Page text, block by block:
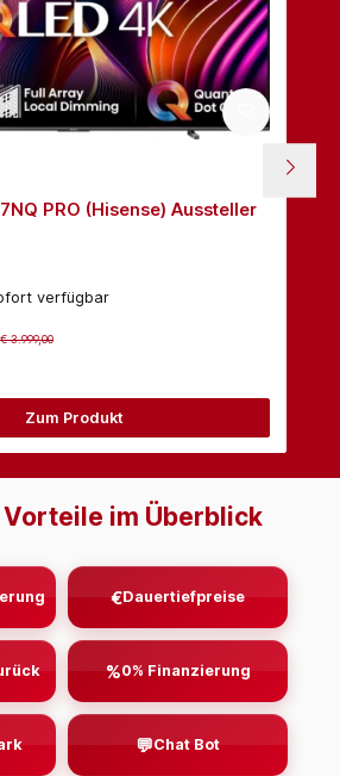
PRO (Hisense) Aussteller
verfügbar
€ 3.999,00
Zum Produkt
Vorteile im Überblick
€Dauertiefpreise
%0% Finanzierung
💬Chat Bot